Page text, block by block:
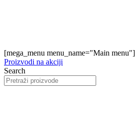
[mega_menu menu_name="Main menu"]
Proizvodi na akciji
Search